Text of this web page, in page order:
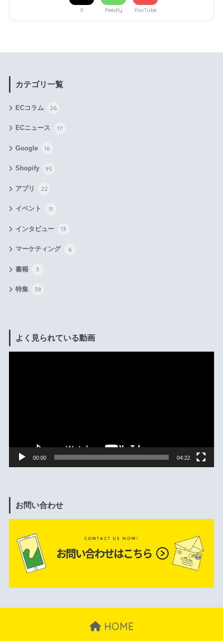
X Feedly YouTube
カテゴリ一覧
ECコラム 26
ECニュース 17
Google 16
Shopify 95
アプリ 22
イベント 11
インタビュー 13
マーケティング 6
書籍 3
特集 38
よく見られている動画
00:00 04:22
お問い合わせ
HOME